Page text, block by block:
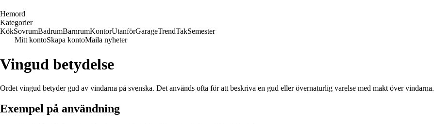
Hemord
Kategorier
KökSovrumBadrumBarnrumKontorUtanförGarageTrendTakSemester
Mitt kontoSkapa kontoMaila nyheter
Vingud betydelse
Ordet vingud betyder gud av vindarna på svenska. Det används ofta för att beskriva en gud eller övernaturlig varelse med makt över vindarna.
Exempel på användning